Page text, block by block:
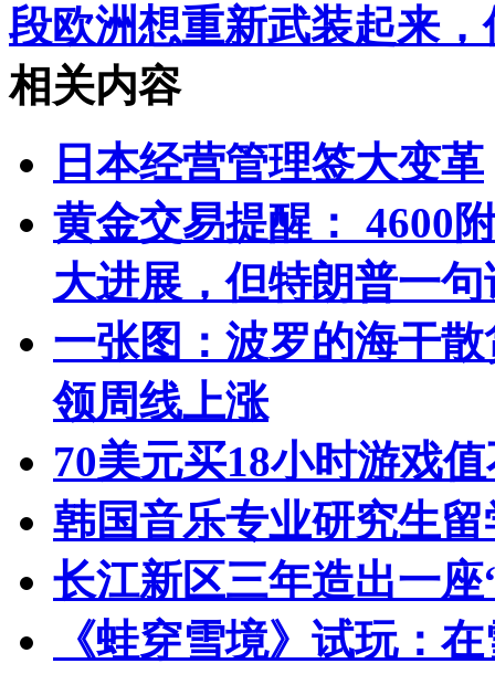
段欧洲想重新武装起来
相关内容
日本经营管理签大变革
黄金交易提醒： 4600
大进展，但特朗普一
一张图：波罗的海干
领周线上涨
70美元买18小时游戏
韩国音乐专业研究生
长江新区三年造出一
《蛙穿雪境》试玩：